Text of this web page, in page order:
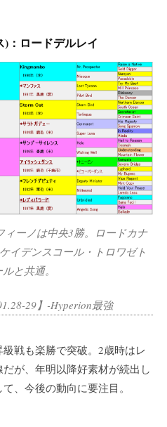
：ロードデルレイ
ィーノは中央3勝。ロードカナ
イデンスコール・トロワゼト
と共通。
29】-Hyperion最強
戦も楽勝で突破。2歳時はレ
が、年明以降好素材が続出し
、今後の動向に要注目。